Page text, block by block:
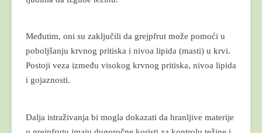
Međutim, oni su zaključili da grejpfrut može pomoći u
poboljšanju krvnog pritiska i nivoa lipida (masti) u krvi.
Postoji veza između visokog krvnog pritiska, nivoa lipida
i gojaznosti.
Dalja istraživanja bi mogla dokazati da hranljive materije